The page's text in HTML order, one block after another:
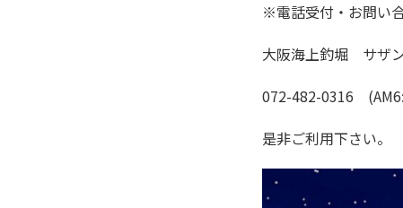
※電話受付・お問い
大阪海上釣堀 サ
072-482-0316
是非ご利用下さい。